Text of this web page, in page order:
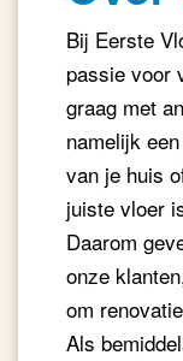
Bij Eerste
passie voor
graag met
namelijk
van je huis
juiste vloer
Daarom
onze
om
Als